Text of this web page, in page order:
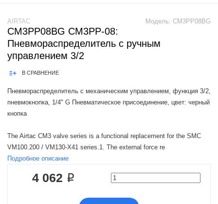
Модель: CM3PP08BG
AIRTAC
CM3PP08BG CM3PP-08:
Пневмораспределитель с ручным
управлением 3/2
В СРАВНЕНИЕ
Пневмораспределитель с механическим управлением, функция 3/2,
пневмокнопка, 1/4" G Пневматическое присоединение, цвет: черный
кнопка
The Airtac CM3 valve series is a functional replacement for the SMC
VM100.200 / VM130-X41 series.1. The external force re
Подробное описание
4 062 ₽